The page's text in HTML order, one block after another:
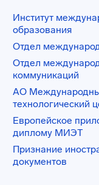
Институт
образования
Отдел
Отдел
коммуникаций
АО
технологический
Европейское
диплому МИЭТ
Признание
документов